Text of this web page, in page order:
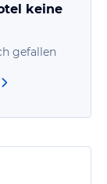
keine
gefallen